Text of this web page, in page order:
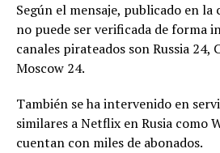
Según el mensaje, publicado en
no puede ser verificada de forma
canales pirateados son Russia 24,
Moscow 24.
También se ha intervenido en
similares a Netflix en Rusia como
cuentan con miles de abonados.